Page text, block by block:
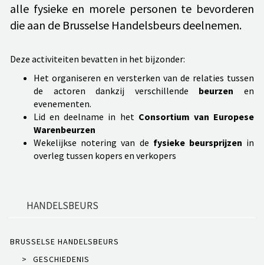
alle fysieke en morele personen te bevorderen
die aan de Brusselse Handelsbeurs deelnemen.
Deze activiteiten bevatten in het bijzonder:
Het organiseren en versterken van de relaties tussen
de actoren dankzij verschillende beurzen en
evenementen.
Lid en deelname in het Consortium van Europese
Warenbeurzen
Wekelijkse notering van de fysieke beursprijzen in
overleg tussen kopers en verkopers
HANDELSBEURS
BRUSSELSE HANDELSBEURS
>
GESCHIEDENIS